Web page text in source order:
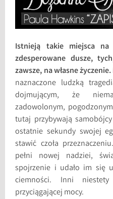
Istnieją takie miejsca na
zdesperowane dusze,
zawsze, na własne życzenie.
naznaczone ludzką
dojmującym, że
zadowolonym,
tutaj przybywają
ostatnie sekundy swojej
stawić czoła
pełni nowej nadziei,
spojrzenie i udało im się
ciemności. Inni
przyciągającej mocy.